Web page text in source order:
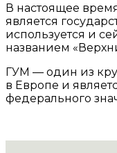
В настоящее
является
используется и
названием
ГУМ — один из
в Европе и
федерального